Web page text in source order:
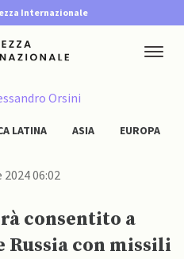
Internazionale
Orsini
LATINA ASIA EUROPA
06:02
consentito a
con missili